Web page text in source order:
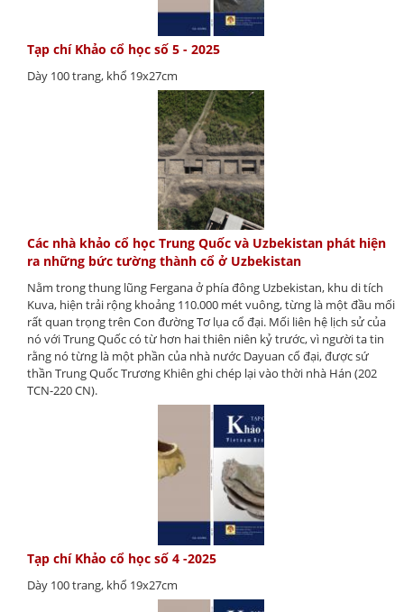
Tạp chí Khảo cổ học số 5 - 2025
Dày 100 trang, khổ 19x27cm
Các nhà khảo cổ học Trung Quốc và Uzbekistan phát hiện
ra những bức tường thành cổ ở Uzbekistan
Nằm trong thung lũng Fergana ở phía đông Uzbekistan, khu di tích
Kuva, hiện trải rộng khoảng 110.000 mét vuông, từng là một đầu mối
rất quan trọng trên Con đường Tơ lụa cổ đại. Mối liên hệ lịch sử của
nó với Trung Quốc có từ hơn hai thiên niên kỷ trước, vì người ta tin
rằng nó từng là một phần của nhà nước Dayuan cổ đại, được sứ
thần Trung Quốc Trương Khiên ghi chép lại vào thời nhà Hán (202
TCN-220 CN).
Tạp chí Khảo cổ học số 4 -2025
Dày 100 trang, khổ 19x27cm